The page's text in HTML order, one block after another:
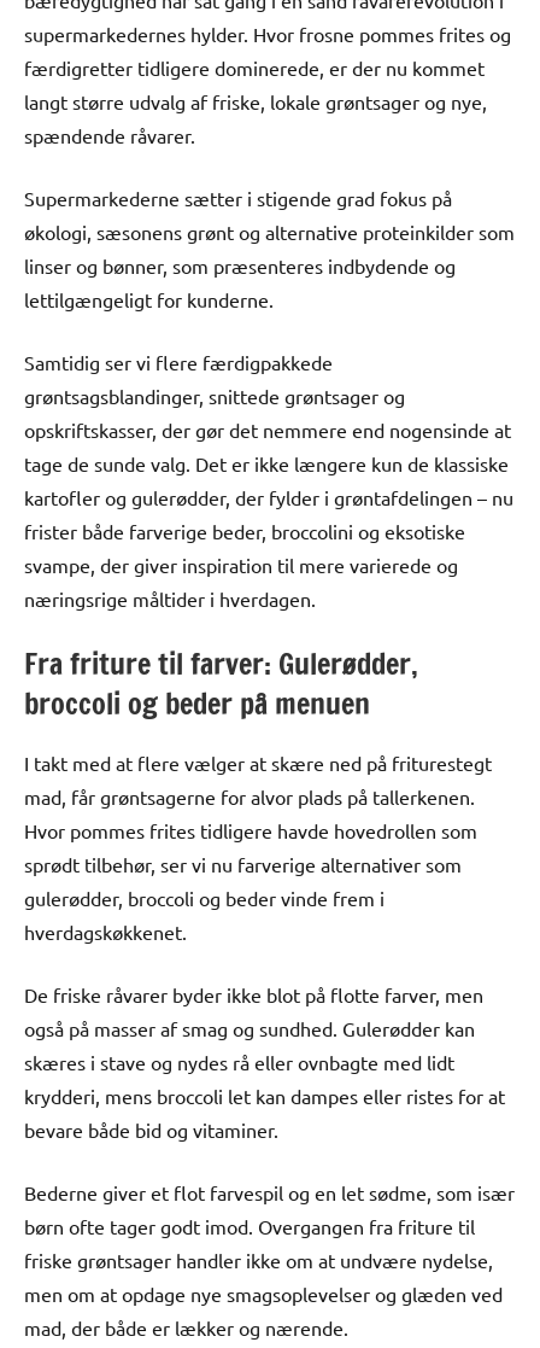
supermarkedernes hylder. Hvor frosne pommes frites og
færdigretter tidligere dominerede, er der nu kommet
langt større udvalg af friske, lokale grøntsager og nye,
spændende råvarer.
Supermarkederne sætter i stigende grad fokus på
økologi, sæsonens grønt og alternative proteinkilder som
linser og bønner, som præsenteres indbydende og
lettilgængeligt for kunderne.
Samtidig ser vi flere færdigpakkede
grøntsagsblandinger, snittede grøntsager og
opskriftskasser, der gør det nemmere end nogensinde at
tage de sunde valg. Det er ikke længere kun de klassiske
kartofler og gulerødder, der fylder i grøntafdelingen – nu
frister både farverige beder, broccolini og eksotiske
svampe, der giver inspiration til mere varierede og
næringsrige måltider i hverdagen.
Fra friture til farver: Gulerødder,
broccoli og beder på menuen
I takt med at flere vælger at skære ned på friturestegt
mad, får grøntsagerne for alvor plads på tallerkenen.
Hvor pommes frites tidligere havde hovedrollen som
sprødt tilbehør, ser vi nu farverige alternativer som
gulerødder, broccoli og beder vinde frem i
hverdagskøkkenet.
De friske råvarer byder ikke blot på flotte farver, men
også på masser af smag og sundhed. Gulerødder kan
skæres i stave og nydes rå eller ovnbagte med lidt
krydderi, mens broccoli let kan dampes eller ristes for at
bevare både bid og vitaminer.
Bederne giver et flot farvespil og en let sødme, som især
børn ofte tager godt imod. Overgangen fra friture til
friske grøntsager handler ikke om at undvære nydelse,
men om at opdage nye smagsoplevelser og glæden ved
mad, der både er lækker og nærende.